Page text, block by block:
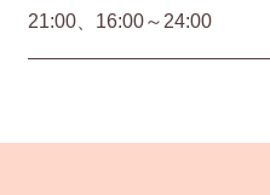
21:00、16:00～24:00